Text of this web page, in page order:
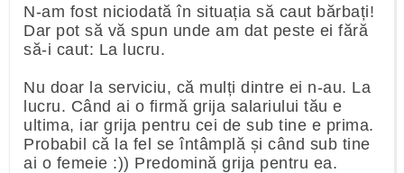
N-am fost niciodată în situația să caut bărbați!
Dar pot să vă spun unde am dat peste ei fără
să-i caut: La lucru.
Nu doar la serviciu, că mulți dintre ei n-au. La
lucru. Când ai o firmă grija salariului tău e
ultima, iar grija pentru cei de sub tine e prima.
Probabil că la fel se întâmplă și când sub tine
ai o femeie :)) Predomină grija pentru ea.